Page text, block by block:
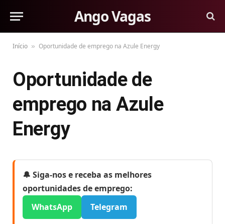
Ango Vagas
Início » Oportunidade de emprego na Azule Energy
Oportunidade de
emprego na Azule
Energy
🔔 Siga-nos e receba as melhores
oportunidades de emprego:
WhatsApp
Telegram